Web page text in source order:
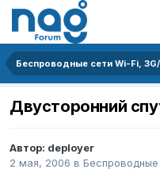
Беспроводные сети Wi-Fi,
Двусторонний
Автор: deployer
2 мая, 2006 в Беспроводные